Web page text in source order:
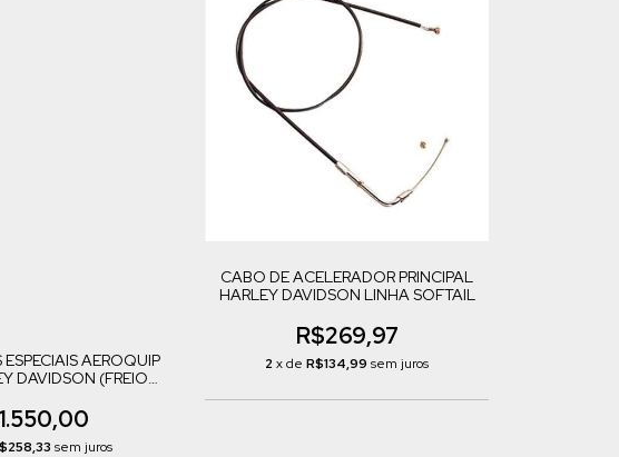
AEROQUIP
DAVIDSON (FREIO
sem juros
CABO DE ACELERADOR PRINCIPAL
HARLEY DAVIDSON LINHA SOFTAIL
R$269,97
2 x de R$134,99 sem juros